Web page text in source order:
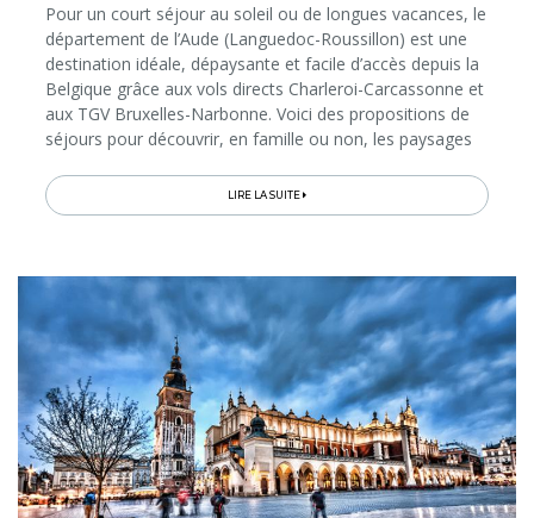
Pour un court séjour au soleil ou de longues vacances, le
département de l’Aude (Languedoc-Roussillon) est une
destination idéale, dépaysante et facile d’accès depuis la
Belgique grâce aux vols directs Charleroi-Carcassonne et
aux TGV Bruxelles-Narbonne. Voici des propositions de
séjours pour découvrir, en famille ou non, les paysages
méditerranéennes et Pyrénées audoises…
LIRE LA SUITE